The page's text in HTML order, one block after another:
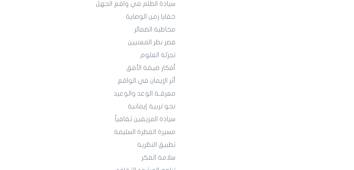
سيادة الظلم في واقع الجهل
خفايا زمن الوصاية
مخاطبة الضمائر
قصر نظر المعنيين
تجزئة العلوم
أفكار ضيقة الأفق
أثر الإيمان في الواقع
معرفـة الوعد والوعيد
نحو تربية إيمانية
سيادة المزيفين ثقافياً
مسيرة الفطرة السليمة
تطبيق النظرية
سلامة الفكر